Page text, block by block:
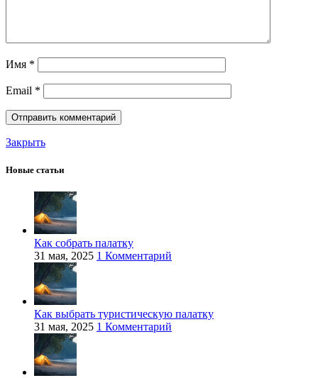
Имя *
Email *
Закрыть
Новые статьи
Как собрать палатку
31 мая, 2025 1 Комментарий
Как выбрать туристическую палатку
31 мая, 2025 1 Комментарий